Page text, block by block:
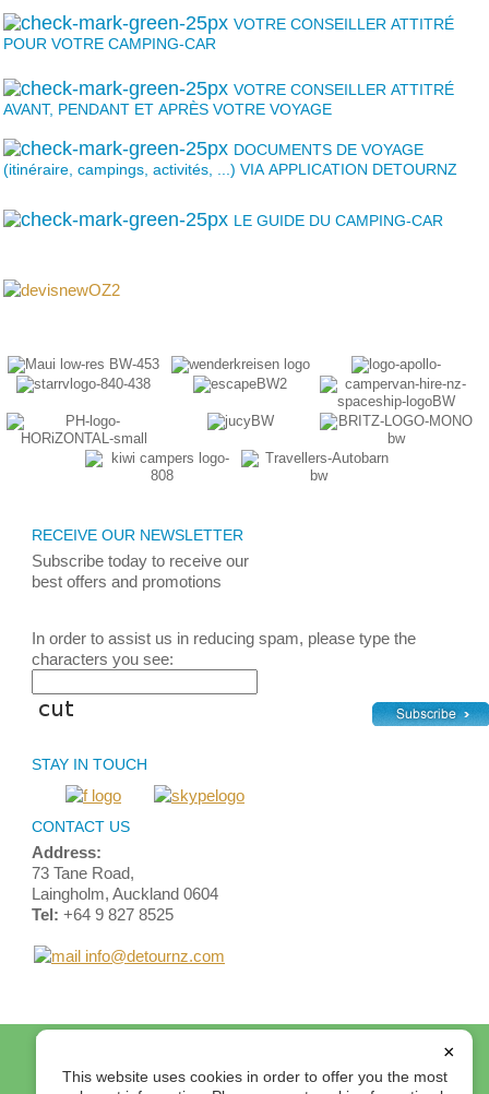
VOTRE CONSEILLER ATTITRÉ
POUR VOTRE CAMPING-CAR
VOTRE CONSEILLER ATTITRÉ
AVANT, PENDANT ET APRÈS VOTRE VOYAGE
DOCUMENTS DE VOYAGE
(itinéraire, campings, activités, ...) VIA APPLICATION DETOURNZ
LE GUIDE DU CAMPING-CAR
RECEIVE OUR NEWSLETTER
Subscribe today to receive our
best offers and promotions
In order to assist us in reducing spam, please type the
characters you see:
STAY IN TOUCH
CONTACT US
Address:
73 Tane Road,
Laingholm, Auckland 0604
Tel: +64 9 827 8525
info@detournz.com
Home
Terms and Conditions
×
This website uses cookies in order to offer you the most